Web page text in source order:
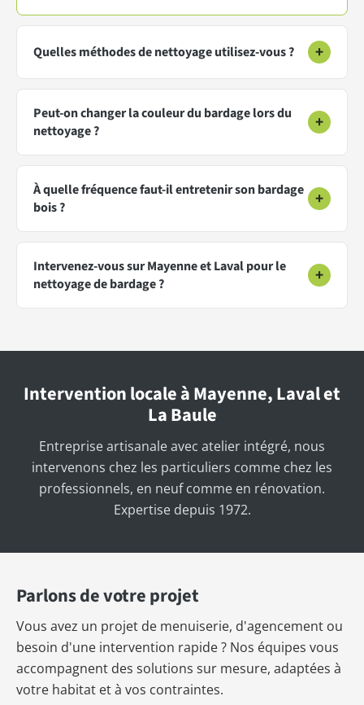
Quelles méthodes de nettoyage utilisez-vous ? +
Peut-on changer la couleur du bardage lors du
nettoyage ?
+
À quelle fréquence faut-il entretenir son bardage
bois ?
+
Intervenez-vous sur Mayenne et Laval pour le
nettoyage de bardage ?
+
Intervention locale à Mayenne, Laval et
La Baule
Entreprise artisanale avec atelier intégré, nous
intervenons chez les particuliers comme chez les
professionnels, en neuf comme en rénovation.
Expertise depuis 1972.
Parlons de votre projet
Vous avez un projet de menuiserie, d'agencement ou
besoin d'une intervention rapide ? Nos équipes vous
accompagnent des solutions sur mesure, adaptées à
votre habitat et à vos contraintes.